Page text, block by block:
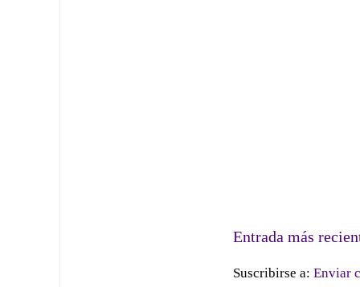
Entrada más
Suscribirse a: Enviar